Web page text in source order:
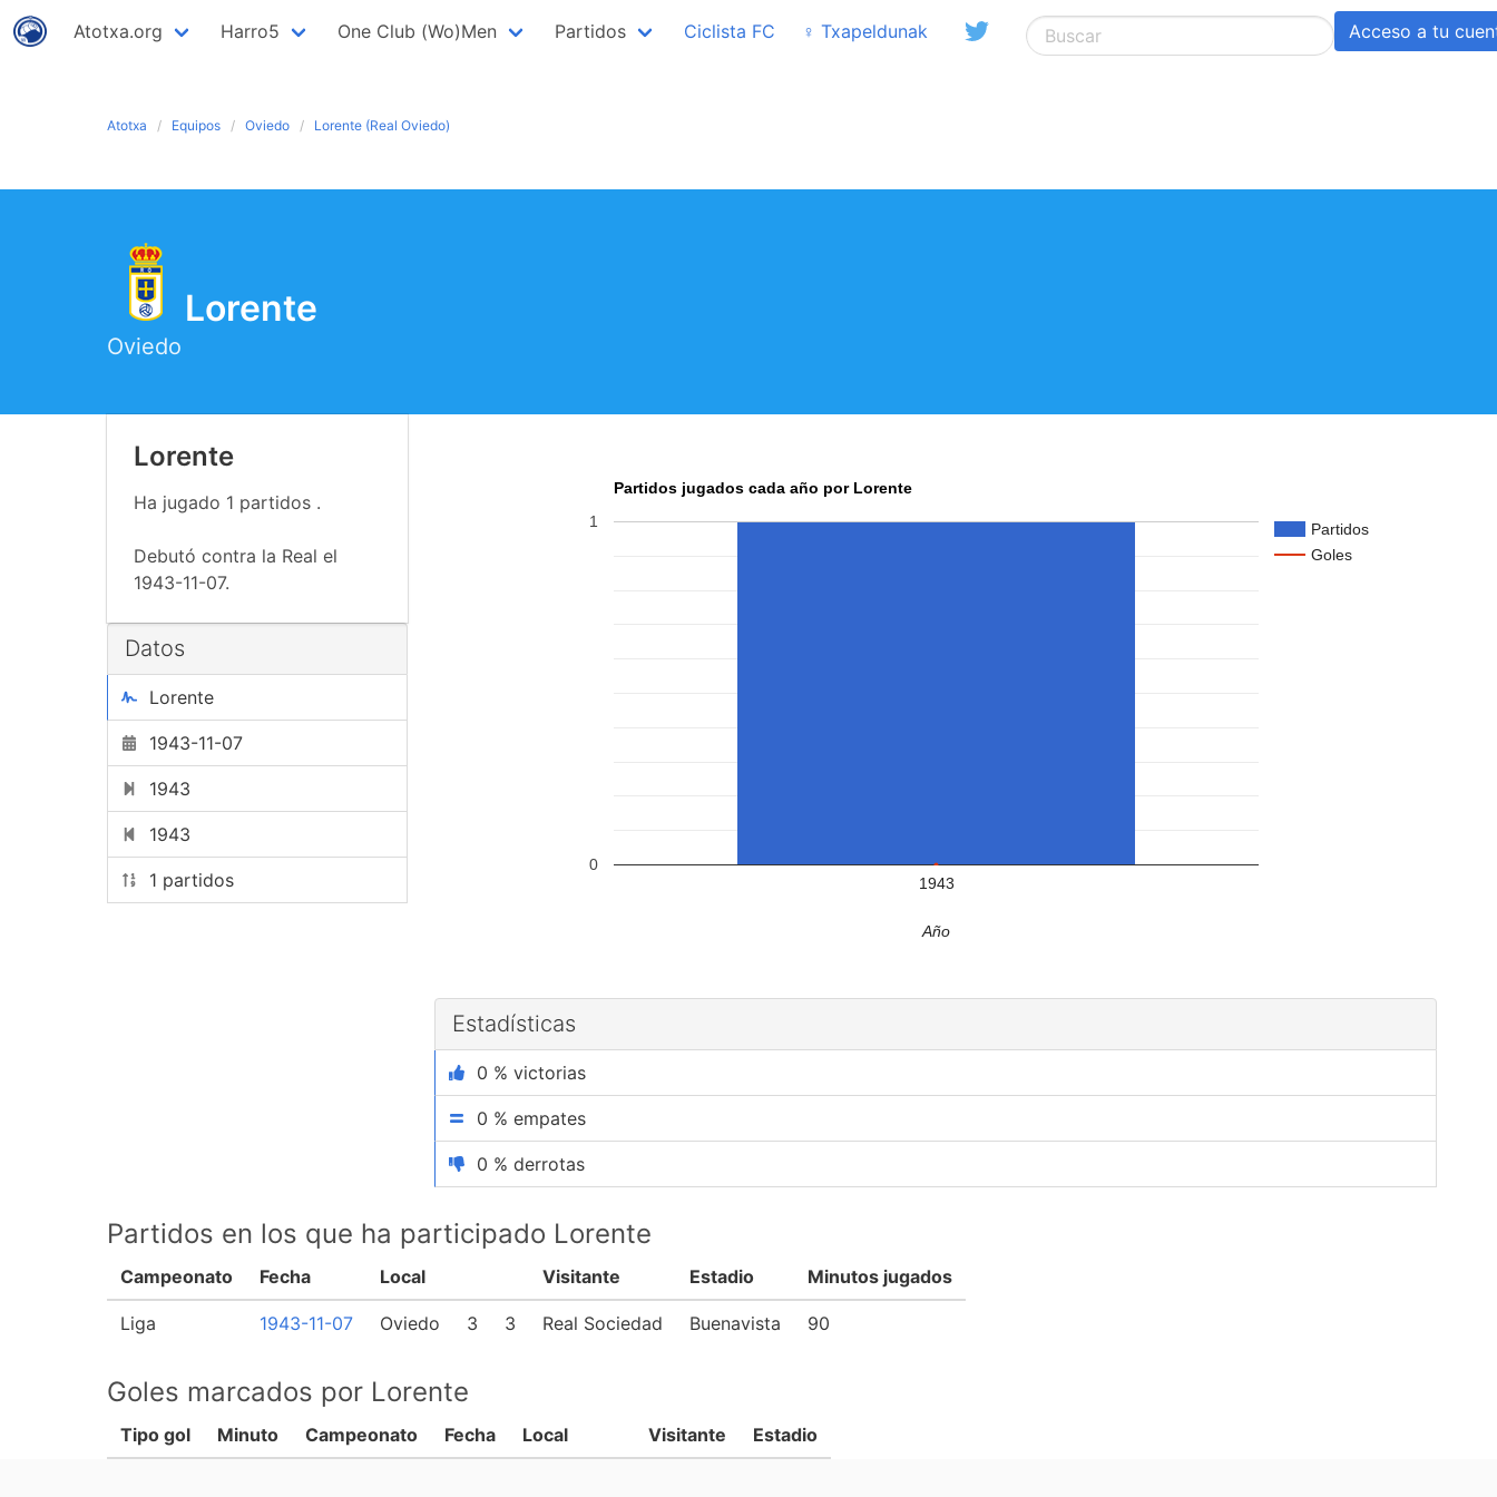
Atotxa.org Harro5 One Club (Wo)Men Partidos Ciclista FC ♀ Txapeldunak Acceso a tu
Atotxa Equipos Oviedo Lorente (Real Oviedo)
Lorente
Oviedo
Lorente
Ha jugado 1 partidos .
Debutó contra la Real el
1943-11-07.
Datos
Lorente
1943-11-07
1943
1943
1 partidos
Partidos jugados cada año por Lorente
Partidos
Goles
1943
0
1
Año
Estadísticas
0 % victorias
0 % empates
0 % derrotas
Partidos en los que ha participado Lorente
Campeonato Fecha Local Visitante Estadio Minutos jugados
Liga 1943-11-07 Oviedo 3 3 Real Sociedad Buenavista 90
Goles marcados por Lorente
Tipo gol Minuto Campeonato Fecha Local Visitante Estadio